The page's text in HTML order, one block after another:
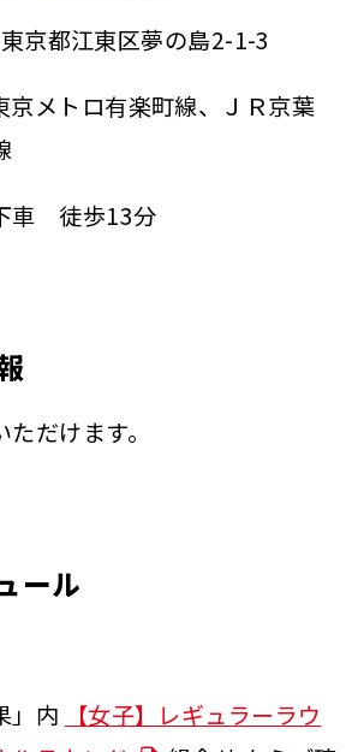
京都江東区夢の島2-1-3
メトロ有楽町線、ＪＲ京葉
車 徒歩13分
だけます。
ール
」内
【女子】レギュラーラウ